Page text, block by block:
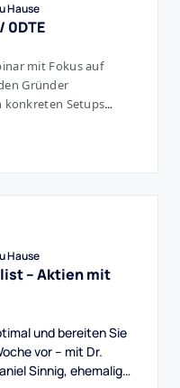
Hause
0DTE
mit Fokus auf
Gründer
konkreten Setups
Hause
– Aktien mit
und bereiten Sie
vor – mit Dr.
Sinnig, ehemaliger